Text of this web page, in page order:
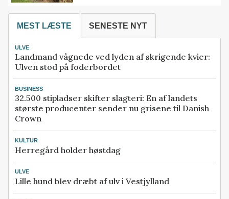
MEST LÆSTE SENESTE NYT
ULVE
Landmand vågnede ved lyden af skrigende kvier:
Ulven stod på foderbordet
BUSINESS
32.500 stipladser skifter slagteri: En af landets
største producenter sender nu grisene til Danish
Crown
KULTUR
Herregård holder høstdag
ULVE
Lille hund blev dræbt af ulv i Vestjylland